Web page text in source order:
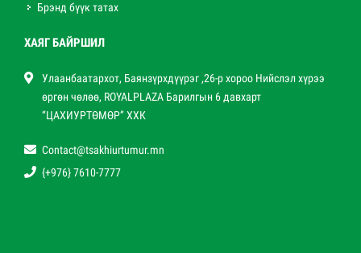
Брэнд бүүк татах
ХАЯГ БАЙРШИЛ
Улаанбаатархот, Баянзүрхдүүрэг ,26-р хороо Нийслэл хүрээ
өргөн чөлөө, ROYALPLAZA Барилгын 6 давхарт
“ЦАХИУРТӨМӨР” ХХК
Contact@tsakhiurtumur.mn
{+976} 7610-7777